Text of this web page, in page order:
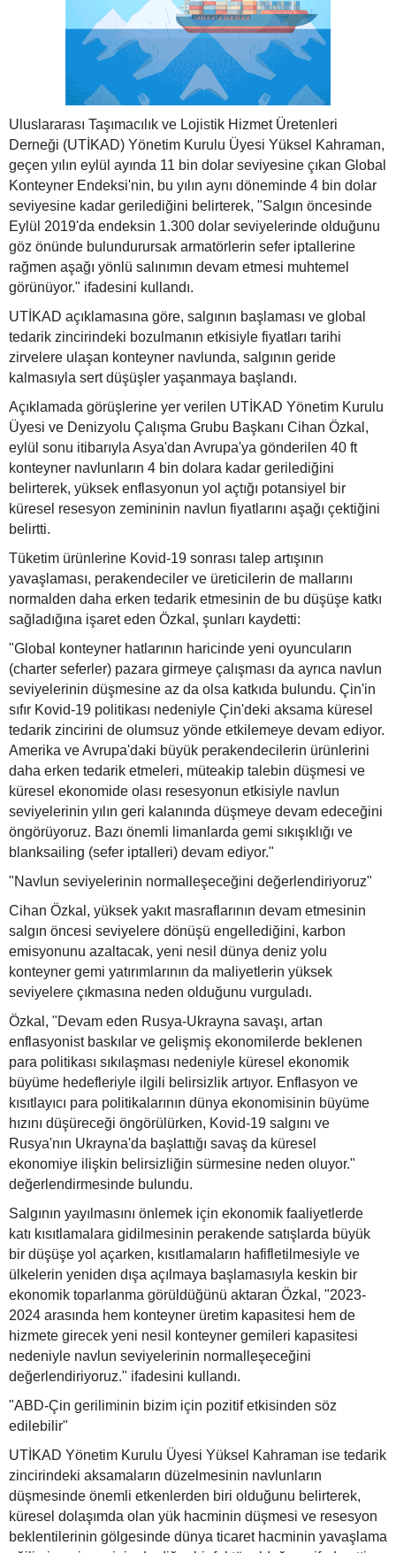
Uluslararası Taşımacılık ve Lojistik Hizmet Üretenleri
Derneği (UTİKAD) Yönetim Kurulu Üyesi Yüksel Kahraman,
geçen yılın eylül ayında 11 bin dolar seviyesine çıkan Global
Konteyner Endeksi'nin, bu yılın aynı döneminde 4 bin dolar
seviyesine kadar gerilediğini belirterek, "Salgın öncesinde
Eylül 2019'da endeksin 1.300 dolar seviyelerinde olduğunu
göz önünde bulundurursak armatörlerin sefer iptallerine
rağmen aşağı yönlü salınımın devam etmesi muhtemel
görünüyor." ifadesini kullandı.
UTİKAD açıklamasına göre, salgının başlaması ve global
tedarik zincirindeki bozulmanın etkisiyle fiyatları tarihi
zirvelere ulaşan konteyner navlunda, salgının geride
kalmasıyla sert düşüşler yaşanmaya başlandı.
Açıklamada görüşlerine yer verilen UTİKAD Yönetim Kurulu
Üyesi ve Denizyolu Çalışma Grubu Başkanı Cihan Özkal,
eylül sonu itibarıyla Asya'dan Avrupa'ya gönderilen 40 ft
konteyner navlunların 4 bin dolara kadar gerilediğini
belirterek, yüksek enflasyonun yol açtığı potansiyel bir
küresel resesyon zemininin navlun fiyatlarını aşağı çektiğini
belirtti.
Tüketim ürünlerine Kovid-19 sonrası talep artışının
yavaşlaması, perakendeciler ve üreticilerin de mallarını
normalden daha erken tedarik etmesinin de bu düşüşe katkı
sağladığına işaret eden Özkal, şunları kaydetti:
"Global konteyner hatlarının haricinde yeni oyuncuların
(charter seferler) pazara girmeye çalışması da ayrıca navlun
seviyelerinin düşmesine az da olsa katkıda bulundu. Çin'in
sıfır Kovid-19 politikası nedeniyle Çin'deki aksama küresel
tedarik zincirini de olumsuz yönde etkilemeye devam ediyor.
Amerika ve Avrupa'daki büyük perakendecilerin ürünlerini
daha erken tedarik etmeleri, müteakip talebin düşmesi ve
küresel ekonomide olası resesyonun etkisiyle navlun
seviyelerinin yılın geri kalanında düşmeye devam edeceğini
öngörüyoruz. Bazı önemli limanlarda gemi sıkışıklığı ve
blanksailing (sefer iptalleri) devam ediyor."
"Navlun seviyelerinin normalleşeceğini değerlendiriyoruz"
Cihan Özkal, yüksek yakıt masraflarının devam etmesinin
salgın öncesi seviyelere dönüşü engellediğini, karbon
emisyonunu azaltacak, yeni nesil dünya deniz yolu
konteyner gemi yatırımlarının da maliyetlerin yüksek
seviyelere çıkmasına neden olduğunu vurguladı.
Özkal, "Devam eden Rusya-Ukrayna savaşı, artan
enflasyonist baskılar ve gelişmiş ekonomilerde beklenen
para politikası sıkılaşması nedeniyle küresel ekonomik
büyüme hedefleriyle ilgili belirsizlik artıyor. Enflasyon ve
kısıtlayıcı para politikalarının dünya ekonomisinin büyüme
hızını düşüreceği öngörülürken, Kovid-19 salgını ve
Rusya'nın Ukrayna'da başlattığı savaş da küresel
ekonomiye ilişkin belirsizliğin sürmesine neden oluyor."
değerlendirmesinde bulundu.
Salgının yayılmasını önlemek için ekonomik faaliyetlerde
katı kısıtlamalara gidilmesinin perakende satışlarda büyük
bir düşüşe yol açarken, kısıtlamaların hafifletilmesiyle ve
ülkelerin yeniden dışa açılmaya başlamasıyla keskin bir
ekonomik toparlanma görüldüğünü aktaran Özkal, "2023-
2024 arasında hem konteyner üretim kapasitesi hem de
hizmete girecek yeni nesil konteyner gemileri kapasitesi
nedeniyle navlun seviyelerinin normalleşeceğini
değerlendiriyoruz." ifadesini kullandı.
"ABD-Çin geriliminin bizim için pozitif etkisinden söz
edilebilir"
UTİKAD Yönetim Kurulu Üyesi Yüksel Kahraman ise tedarik
zincirindeki aksamaların düzelmesinin navlunların
düşmesinde önemli etkenlerden biri olduğunu belirterek,
küresel dolaşımda olan yük hacminin düşmesi ve resesyon
beklentilerinin gölgesinde dünya ticaret hacminin yavaşlama